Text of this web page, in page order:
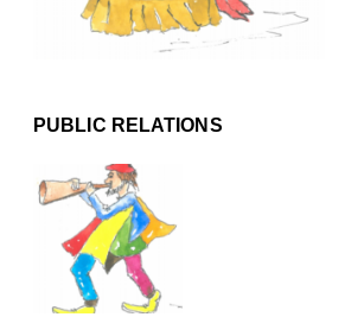
PUBLIC RELATIONS